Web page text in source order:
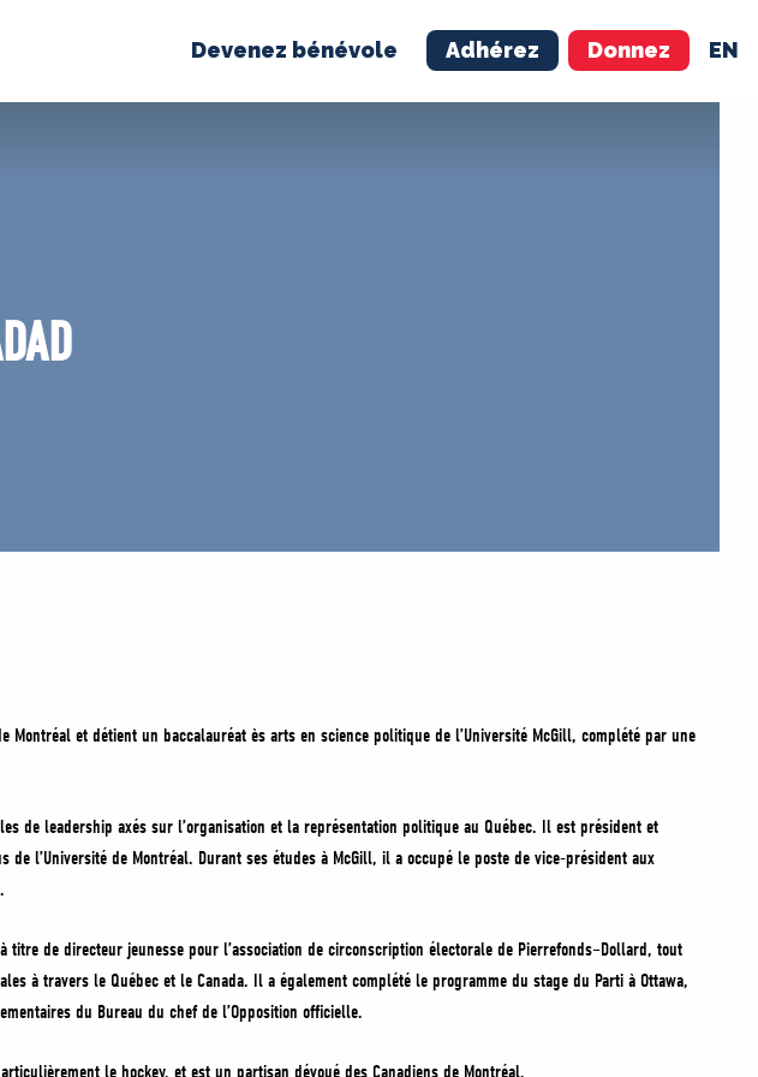
Devenez bénévole Adhérez Donnez EN
BÉNÉVOLE ADHÉREZ
Montréal et détient un baccalauréat ès arts en science politique de l’Université McGill, complété par une
de leadership axés sur l’organisation et la représentation politique au Québec. Il est président et
de l’Université de Montréal. Durant ses études à McGill, il a occupé le poste de vice-président aux
titre de directeur jeunesse pour l’association de circonscription électorale de Pierrefonds–Dollard, tout
à travers le Québec et le Canada. Il a également complété le programme du stage du Parti à Ottawa,
du Bureau du chef de l’Opposition officielle.
le hockey, et est un partisan dévoué des Canadiens de Montréal.